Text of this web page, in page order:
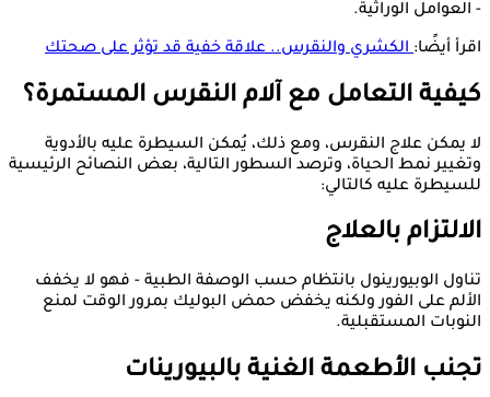
- العوامل الوراثية.
اقرأ أيضًا:الكشري والنقرس.. علاقة خفية قد تؤثر على صحتك
كيفية التعامل مع آلام النقرس المستمرة؟
لا يمكن علاج النقرس، ومع ذلك، يُمكن السيطرة عليه بالأدوية
وتغيير نمط الحياة، وترصد السطور التالية، بعض النصائح الرئيسية
للسيطرة عليه كالتالي:
الالتزام بالعلاج
تناول الوبيورينول بانتظام حسب الوصفة الطبية - فهو لا يخفف
الألم على الفور ولكنه يخفض حمض البوليك بمرور الوقت لمنع
النوبات المستقبلية.
تجنب الأطعمة الغنية بالبيورينات